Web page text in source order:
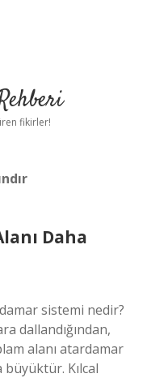
fikirler!
Daha
sistemi nedir?
dallandığından,
alanı atardamar
Kılcal